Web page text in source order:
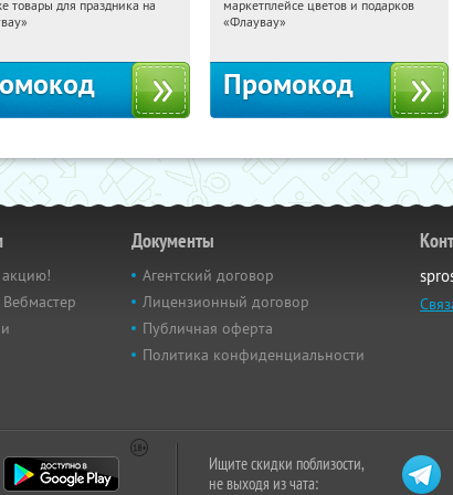
товары для праздника на
Россия
маркетплейсе цветов и подарков
«Флаувау»
Промокод
акцию!
Документы
Агентский договор
Лицензионный договор
Публичная оферта
Политика конфиденциальности
Ищите скидки поблизости,
не выходя из чата: